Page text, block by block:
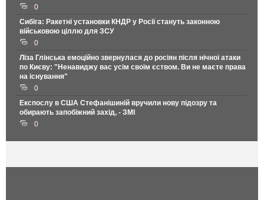
0
Сибіга: Ракетні установки КНДР у Росії стануть законною
військовою ціллю для ЗСУ
0
Ліза Глінська емоційно звернулася до росіян після нічної атаки
по Києву: "Ненавиджу вас усім своїм єством. Ви не маєте права
на існування"
0
Експослу в США Стефанішиній вручили нову підозру та
обирають запобіжний захід, - ЗМІ
0